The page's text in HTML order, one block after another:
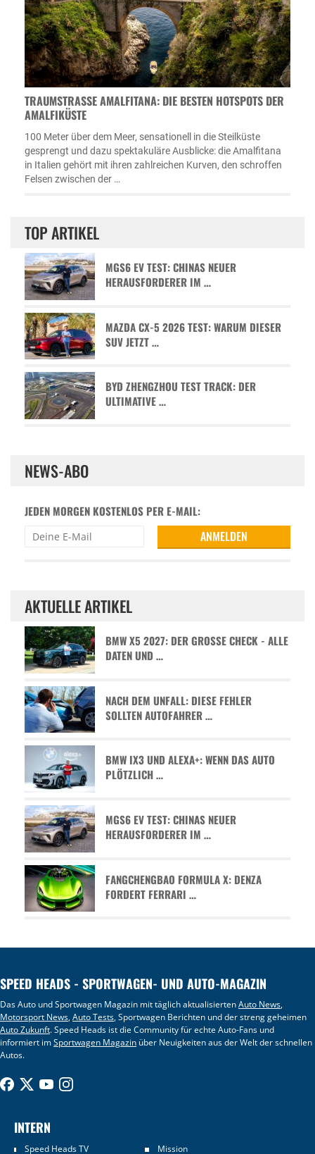
TRAUMSTRASSE AMALFITANA: DIE BESTEN HOTSPOTS DER A
MALFIKÜSTE
100 Meter über dem Meer, sensationell in die Steilküste
gesprengt und dazu spektakuläre Ausblicke: die Amalfitana
in Italien gehört mit ihren zahlreichen Kurven, den schroffen
Felsen zwischen der …
TOP ARTIKEL
MGS6 EV TEST: CHINAS NEUER
HERAUSFORDERER IM …
MAZDA CX-5 2026 TEST: WARUM DIESER
SUV JETZT …
BYD ZHENGZHOU TEST TRACK: DER
ULTIMATIVE …
NEWS-ABO
JEDEN MORGEN KOSTENLOS PER E-MAIL:
AKTUELLE ARTIKEL
BMW X5 2027: DER GROSSE CHECK - ALLE D
ATEN UND …
NACH DEM UNFALL: DIESE FEHLER
SOLLTEN AUTOFAHRER …
BMW IX3 UND ALEXA+: WENN DAS AUTO
PLÖTZLICH …
MGS6 EV TEST: CHINAS NEUER
HERAUSFORDERER IM …
FANGCHENGBAO FORMULA X: DENZA
FORDERT FERRARI …
SPEED HEADS - SPORTWAGEN- UND AUTO-MAGAZIN
Das Auto und Sportwagen Magazin mit täglich aktualisiertenAuto News,
Motorsport News,Auto Tests, Sportwagen Berichten und der streng geheimen
Auto Zukunft. Speed Heads ist die Community für echte Auto-Fans und
informiert imSportwagen Magazin über Neuigkeiten aus der Welt der schnellen
Autos.
INTERN
Speed Heads TV Mission